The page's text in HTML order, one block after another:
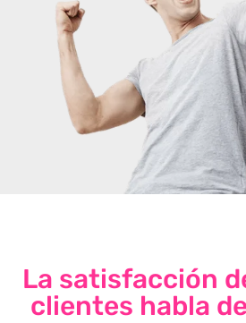
La satisfacción
clientes habla